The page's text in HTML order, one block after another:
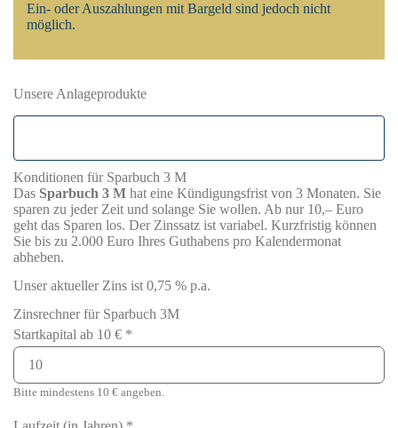
Ein- oder Auszahlungen mit Bargeld sind jedoch nicht
möglich.
Unsere Anlageprodukte
Konditionen für Sparbuch 3 M
Das Sparbuch 3 M hat eine Kündigungsfrist von 3 Monaten. Sie
sparen zu jeder Zeit und solange Sie wollen. Ab nur 10,– Euro
geht das Sparen los. Der Zinssatz ist variabel. Kurzfristig können
Sie bis zu 2.000 Euro Ihres Guthabens pro Kalendermonat
abheben.
Unser aktueller Zins ist 0,75 % p.a.
Zinsrechner für Sparbuch 3M
Startkapital ab 10 € *
Bitte mindestens 10 € angeben.